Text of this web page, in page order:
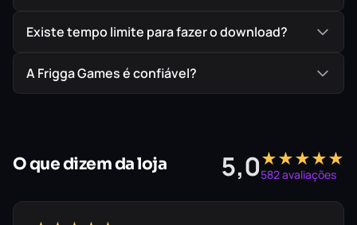
Existe tempo limite para fazer o download?
A Frigga Games é confiável?
O que dizem da loja 5,0★★★★★
582 avaliações